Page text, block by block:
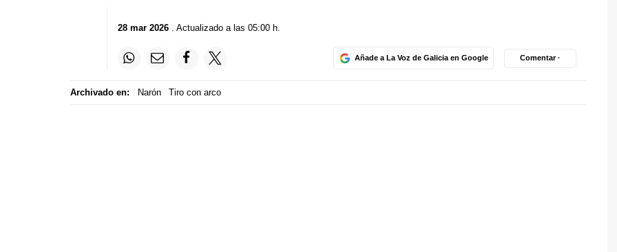
28 mar 2026. Actualizado a las 05:00 h.
Añade a La Voz de Galicia en Google Comentar ·
Archivado en: Narón Tiro con arco